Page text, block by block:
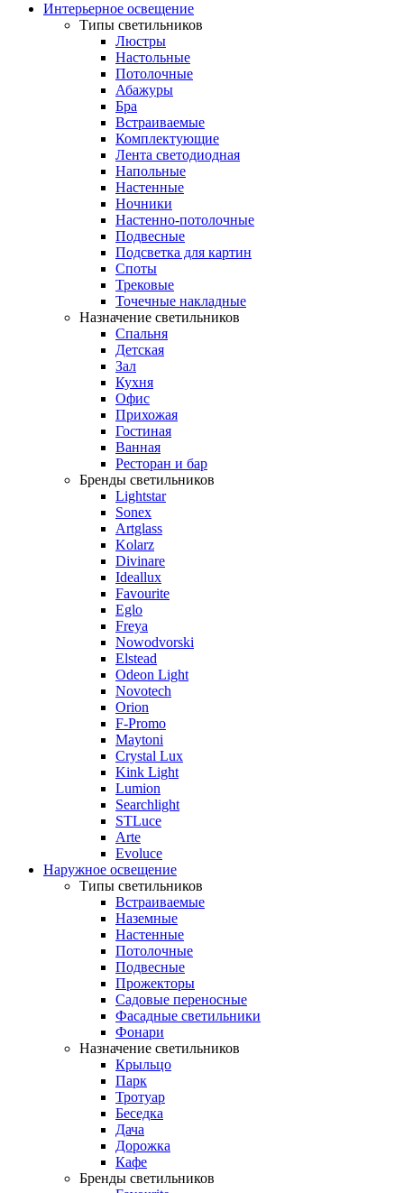
Интерьерное освещение
Типы светильников
Люстры
Настольные
Потолочные
Абажуры
Бра
Встраиваемые
Комплектующие
Лента светодиодная
Напольные
Настенные
Ночники
Настенно-потолочные
Подвесные
Подсветка для картин
Споты
Трековые
Точечные накладные
Назначение светильников
Спальня
Детская
Зал
Кухня
Офис
Прихожая
Гостиная
Ванная
Ресторан и бар
Бренды светильников
Lightstar
Sonex
Artglass
Kolarz
Divinare
Ideallux
Favourite
Eglo
Freya
Nowodvorski
Elstead
Odeon Light
Novotech
Orion
F-Promo
Maytoni
Crystal Lux
Kink Light
Lumion
Searchlight
STLuce
Arte
Evoluce
Наружное освещение
Типы светильников
Встраиваемые
Наземные
Настенные
Потолочные
Подвесные
Прожекторы
Садовые переносные
Фасадные светильники
Фонари
Назначение светильников
Крыльцо
Парк
Тротуар
Беседка
Дача
Дорожка
Кафе
Бренды светильников